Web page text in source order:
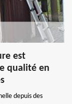
est
qualité en
depuis des